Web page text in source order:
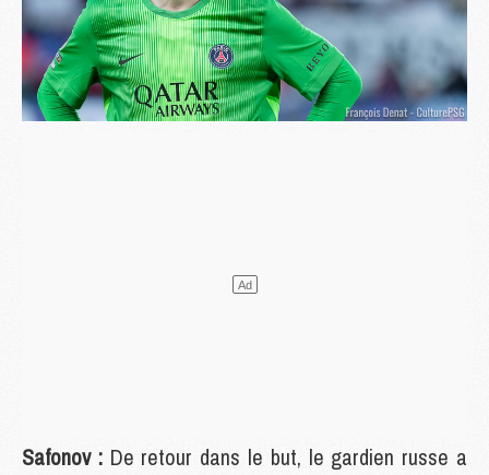
Safonov : De retour dans le but, le gardien russe a